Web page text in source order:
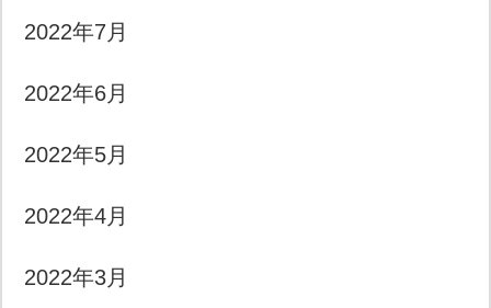
2022年7月
2022年6月
2022年5月
2022年4月
2022年3月